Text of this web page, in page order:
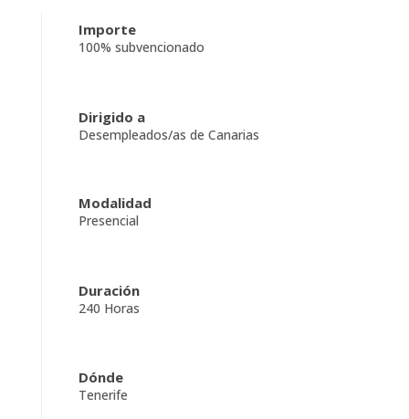
Importe
100% subvencionado
Dirigido a
Desempleados/as de Canarias
Modalidad
Presencial
Duración
240 Horas
Dónde
Tenerife